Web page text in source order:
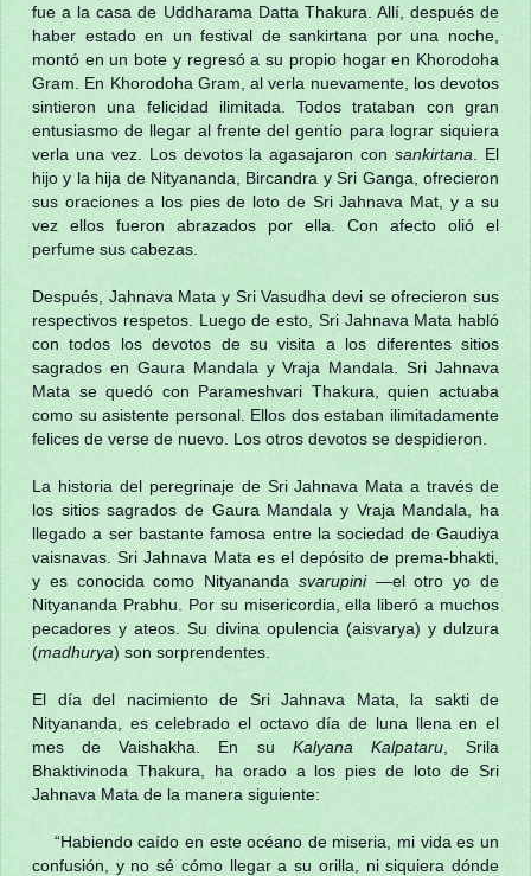
fue a la casa de Uddharama Datta Thakura. Allí, después de
haber estado en un festival de sankirtana por una noche,
montó en un bote y regresó a su propio hogar en Khorodoha
Gram. En Khorodoha Gram, al verla nuevamente, los devotos
sintieron una felicidad ilimitada. Todos trataban con gran
entusiasmo de llegar al frente del gentío para lograr siquiera
verla una vez. Los devotos la agasajaron consankirtana . El
hijo y la hija de Nityananda, Bircandra y Sri Ganga, ofrecieron
sus oraciones a los pies de loto de Sri Jahnava Mat, y a su
vez ellos fueron abrazados por ella. Con afecto olió el
perfume sus cabezas.
Después, Jahnava Mata y Sri Vasudha devi se ofrecieron sus
respectivos respetos. Luego de esto, Sri Jahnava Mata habló
con todos los devotos de su visita a los diferentes sitios
sagrados en Gaura Mandala y Vraja Mandala. Sri Jahnava
Mata se quedó con Parameshvari Thakura, quien actuaba
como su asistente personal. Ellos dos estaban ilimitadamente
felices de verse de nuevo. Los otros devotos se despidieron.
La historia del peregrinaje de Sri Jahnava Mata a través de
los sitios sagrados de Gaura Mandala y Vraja Mandala, ha
llegado a ser bastante famosa entre la sociedad de Gaudiya
vaisnavas. Sri Jahnava Mata es el depósito de prema-bhakti,
y es conocida como Nityananda svarupini—el otro yo de
Nityananda Prabhu. Por su misericordia, ella liberó a muchos
pecadores y ateos. Su divina opulencia (aisvarya) y dulzura
(madhurya) son sorprendentes.
El día del nacimiento de Sri Jahnava Mata, la sakti de
Nityananda, es celebrado el octavo día de luna llena en el
mes de Vaishakha. En su Kalyana Kalpataru, Srila
Bhaktivinoda Thakura, ha orado a los pies de loto de Sri
Jahnava Mata de la manera siguiente:
“Habiendo caído en este océano de miseria, mi vida es un
confusión, y no sé cómo llegar a su orilla, ni siquiera dónde